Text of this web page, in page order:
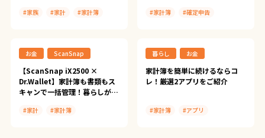
#家族 #家計
#家計簿
#2秒家計簿おカネレコ
#レシーピ！
#マネーフォワードME
#家計簿
#確定申告
#ScanSnap Cloud
#ScanSnap導入事例
#Dropbox
#Dr.Wallet
#やよいの白色申告 オンライン/
お金 ScanSnap
【ScanSnap iX2500 ×
Dr.Wallet】家計簿も書類もス
キャンで一括管理！暮らしが整
#家計
#家計簿
暮らし お金
家計簿を簡単に続けるならコ
レ！厳選2アプリをご紹介
#家計簿
#アプリ